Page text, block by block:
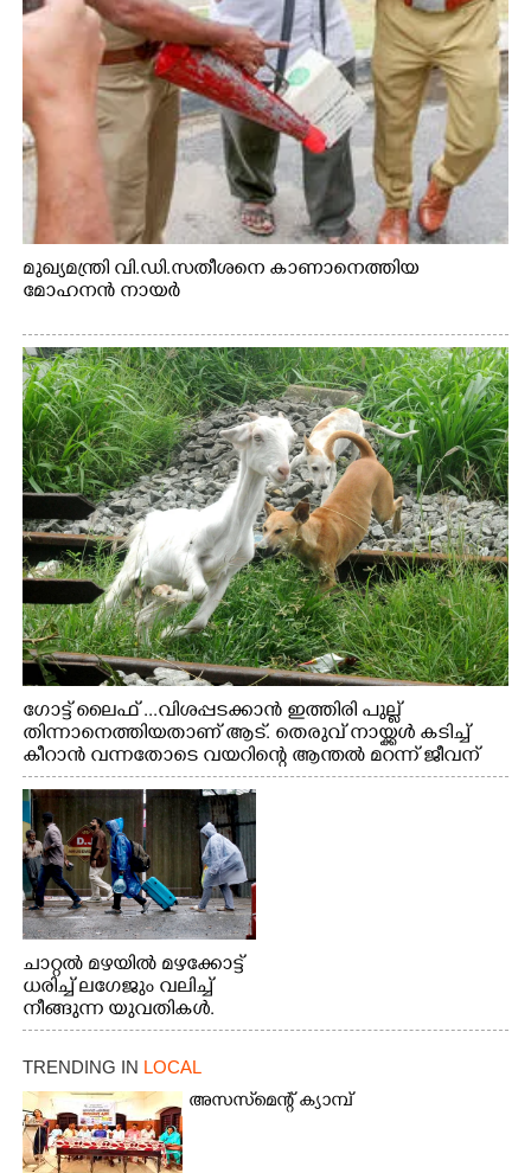
മുഖ്യമന്ത്രി വി.ഡി.സതീശനെ കാണാനെത്തിയ
മോഹനൻ നായർ
ഗോട്ട് ലൈഫ് ...വിശപ്പടക്കാൻ ഇത്തിരി പുല്ല്
തിന്നാനെത്തിയതാണ് ആട്. തെരുവ് നായ്ക്കൾ കടിച്ച്
കീറാൻ വന്നതോടെ വയറിന്റെ ആന്തൽ മറന്ന് ജീവന്
വേണ്ടിയായി ഓട്ടം. എറണാകുളം വാത്തുരുത്തിയിൽ
നിന്നുള്ള കാഴ്ച
ചാറ്റൽ മഴയിൽ മഴക്കോട്ട്
ധരിച്ച് ലഗേജും വലിച്ച്
നീങ്ങുന്ന യുവതികൾ.
എറണാകുളം മേനകയിൽ
നിന്നുള്ള കാഴ്ച
TRENDING IN LOCAL
അസസ്‌മെന്റ് ക്യാമ്പ്